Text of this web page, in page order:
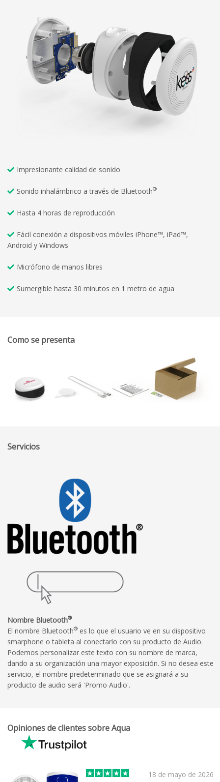
Impresionante calidad de sonido
Sonido inhalámbrico a través de Bluetooth®
Hasta 4 horas de reproducción
Fácil conexión a dispositivos móviles iPhone™, iPad™,
Android y Windows
Micrófono de manos libres
Sumergible hasta 30 minutos en 1 metro de agua
Como se presenta
Servicios
Nombre Bluetooth®
El nombre Bluetooth® es lo que el usuario ve en su dispositivo
smarphone o tableta al conectarlo con su producto de Audio.
Podemos personalizar este texto con su nombre de marca,
dando a su organización una mayor exposición. Si no desea este
servicio, el nombre predeterminado que se asignará a su
producto de audio será 'Promo Audio'.
Opiniones de clientes sobre Aqua
18 de mayo de 2026